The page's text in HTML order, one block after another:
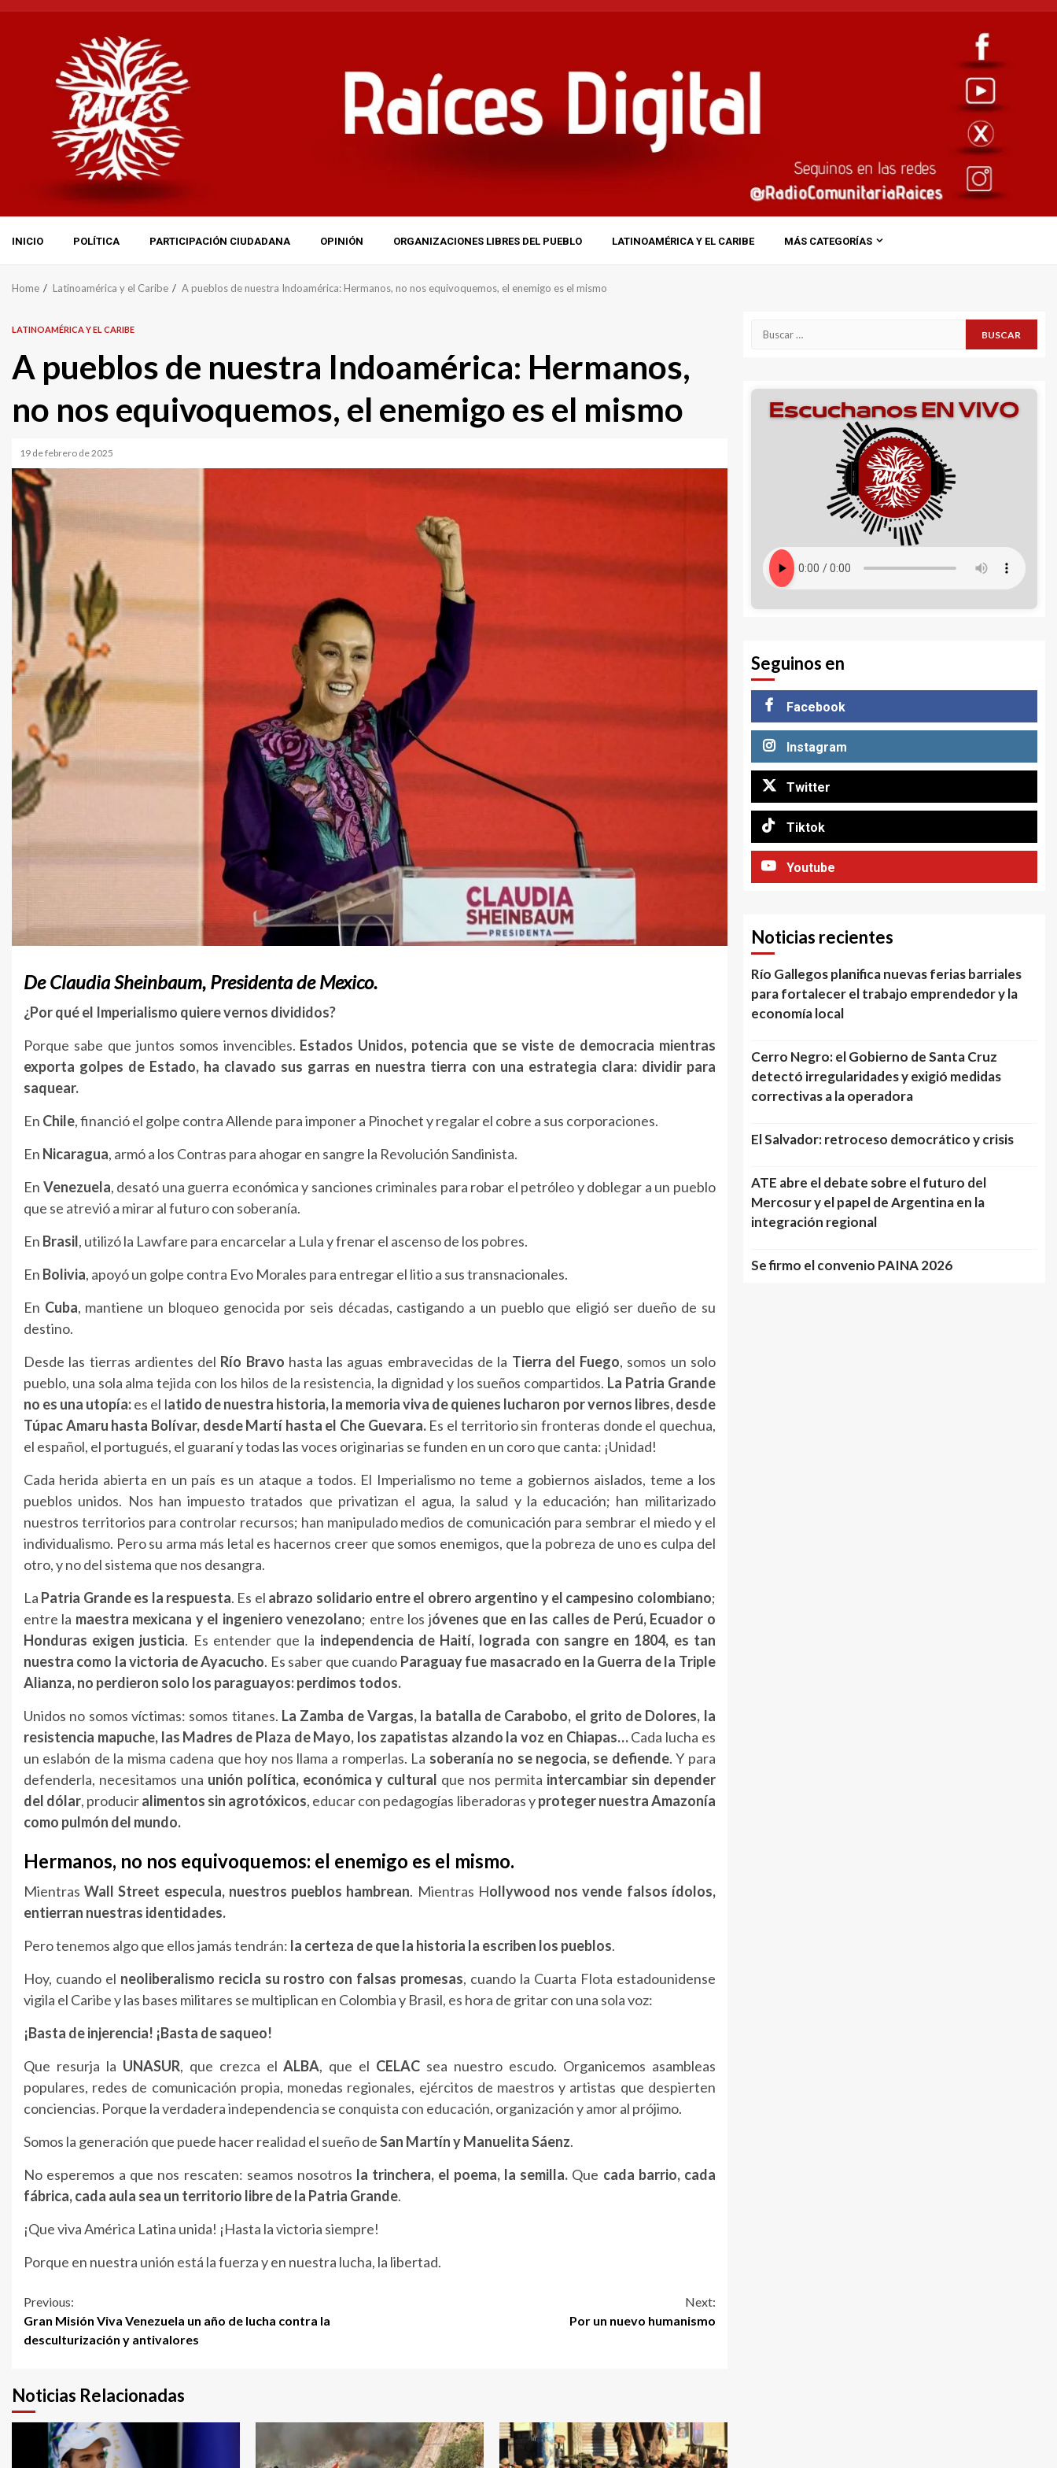
INICIO POLÍTICA PARTICIPACIÓN CIUDADANA OPINIÓN ORGANIZACIONES LIBRES DEL PUEBLO LATINOAMÉRICA Y EL CARIBE MÁS CATEGORÍAS
Home Latinoamérica y el Caribe A pueblos de nuestra Indoamérica: Hermanos, no nos equivoquemos, el enemigo es el mismo
LATINOAMÉRICA Y EL CARIBE
A pueblos de nuestra Indoamérica: Hermanos,
no nos equivoquemos, el enemigo es el mismo
19 de febrero de 2025
De Claudia Sheinbaum, Presidenta de Mexico.
¿Por qué el Imperialismo quiere vernos divididos?
Porque sabe que juntos somos invencibles. Estados Unidos, potencia que se viste de democracia mientras
exporta golpes de Estado, ha clavado sus garras en nuestra tierra con una estrategia clara: dividir para
saquear.
En Chile, financió el golpe contra Allende para imponer a Pinochet y regalar el cobre a sus corporaciones.
En Nicaragua, armó a los Contras para ahogar en sangre la Revolución Sandinista.
En Venezuela, desató una guerra económica y sanciones criminales para robar el petróleo y doblegar a un pueblo
que se atrevió a mirar al futuro con soberanía.
En Brasil, utilizó la Lawfare para encarcelar a Lula y frenar el ascenso de los pobres.
En Bolivia, apoyó un golpe contra Evo Morales para entregar el litio a sus transnacionales.
En Cuba, mantiene un bloqueo genocida por seis décadas, castigando a un pueblo que eligió ser dueño de su
destino.
Desde las tierras ardientes del Río Bravo hasta las aguas embravecidas de la Tierra del Fuego, somos un solo
pueblo, una sola alma tejida con los hilos de la resistencia, la dignidad y los sueños compartidos. La Patria Grande
no es una utopía:es el latido de nuestra historia, la memoria viva de quienes lucharon por vernos libres, desde
Túpac Amaru hasta Bolívar, desde Martí hasta el Che Guevara.Es el territorio sin fronteras donde el quechua,
el español, el portugués, el guaraní y todas las voces originarias se funden en un coro que canta: ¡Unidad!
Cada herida abierta en un país es un ataque a todos. El Imperialismo no teme a gobiernos aislados, teme a los
pueblos unidos. Nos han impuesto tratados que privatizan el agua, la salud y la educación; han militarizado
nuestros territorios para controlar recursos; han manipulado medios de comunicación para sembrar el miedo y el
individualismo. Pero su arma más letal es hacernos creer que somos enemigos, que la pobreza de uno es culpa del
otro, y no del sistema que nos desangra.
La Patria Grande es la respuesta. Es el abrazo solidario entre el obrero argentino y el campesino colombiano;
entre la maestra mexicana y el ingeniero venezolano; entre los jóvenes que en las calles de Perú, Ecuador o
Honduras exigen justicia. Es entender que la independencia de Haití, lograda con sangre en 1804, es tan
nuestra como la victoria de Ayacucho. Es saber que cuando Paraguay fue masacrado en la Guerra de la Triple
Alianza, no perdieron solo los paraguayos: perdimos todos.
Unidos no somos víctimas: somos titanes. La Zamba de Vargas, la batalla de Carabobo, el grito de Dolores, la
resistencia mapuche, las Madres de Plaza de Mayo, los zapatistas alzando la voz en Chiapas…Cada lucha es
un eslabón de la misma cadena que hoy nos llama a romperlas. La soberanía no se negocia, se defiende. Y para
defenderla, necesitamos una unión política, económica y cultural que nos permita intercambiar sin depender
del dólar, produciralimentos sin agrotóxicos, educar con pedagogías liberadoras yproteger nuestra Amazonía
como pulmón del mundo.
Hermanos, no nos equivoquemos: el enemigo es el mismo.
MientrasWall Street especula, nuestros pueblos hambrean. Mientras Hollywood nos vende falsos ídolos,
entierran nuestras identidades.
Pero tenemos algo que ellos jamás tendrán: la certeza de que la historia la escriben los pueblos.
Hoy, cuando el neoliberalismo recicla su rostro con falsas promesas, cuando la Cuarta Flota estadounidense
vigila el Caribe y las bases militares se multiplican en Colombia y Brasil, es hora de gritar con una sola voz:
¡Basta de injerencia! ¡Basta de saqueo!
Que resurja la UNASUR, que crezca elALBA, que el CELAC sea nuestro escudo. Organicemos asambleas
populares, redes de comunicación propia, monedas regionales, ejércitos de maestros y artistas que despierten
conciencias. Porque la verdadera independencia se conquista con educación, organización y amor al prójimo.
Somos la generación que puede hacer realidad el sueño deSan Martín y Manuelita Sáenz.
No esperemos a que nos rescaten: seamos nosotros la trinchera, el poema, la semilla. Que cada barrio, cada
fábrica, cada aula sea un territorio libre de la Patria Grande.
¡Que viva América Latina unida! ¡Hasta la victoria siempre!
Porque en nuestra unión está la fuerza y en nuestra lucha, la libertad.
Continue
Reading
Previous:
Gran Misión Viva Venezuela un año de lucha contra la
desculturización y antivalores
Next:
Por un nuevo humanismo
Noticias Relacionadas
Buscar:
Seguinos en
Facebook
Instagram
Twitter
Tiktok
Youtube
Noticias recientes
Río Gallegos planifica nuevas ferias barriales
para fortalecer el trabajo emprendedor y la
economía local
Cerro Negro: el Gobierno de Santa Cruz
detectó irregularidades y exigió medidas
correctivas a la operadora
El Salvador: retroceso democrático y crisis
ATE abre el debate sobre el futuro del
Mercosur y el papel de Argentina en la
integración regional
Se firmo el convenio PAINA 2026